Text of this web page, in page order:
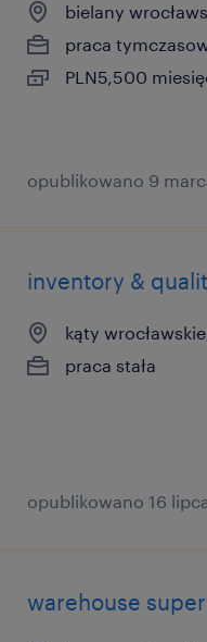
bielany
praca
PLN5,500
opublikowano 9
inventory &
kąty
praca stała
opublikowano 16
warehouse